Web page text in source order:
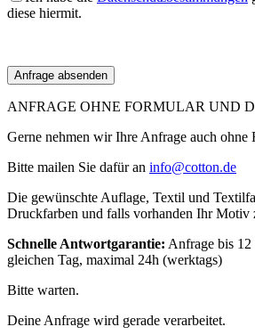
diese hiermit.
ANFRAGE OHNE FORMULAR UND
Gerne nehmen wir Ihre Anfrage auch ohne
Bitte mailen Sie dafür an info@cotton.de
Die gewünschte Auflage, Textil und
Druckfarben und falls vorhanden Ihr Motiv
Schnelle Antwortgarantie: Anfrage bis
gleichen Tag, maximal 24h (werktags)
Bitte warten.
Deine Anfrage wird gerade verarbeitet.